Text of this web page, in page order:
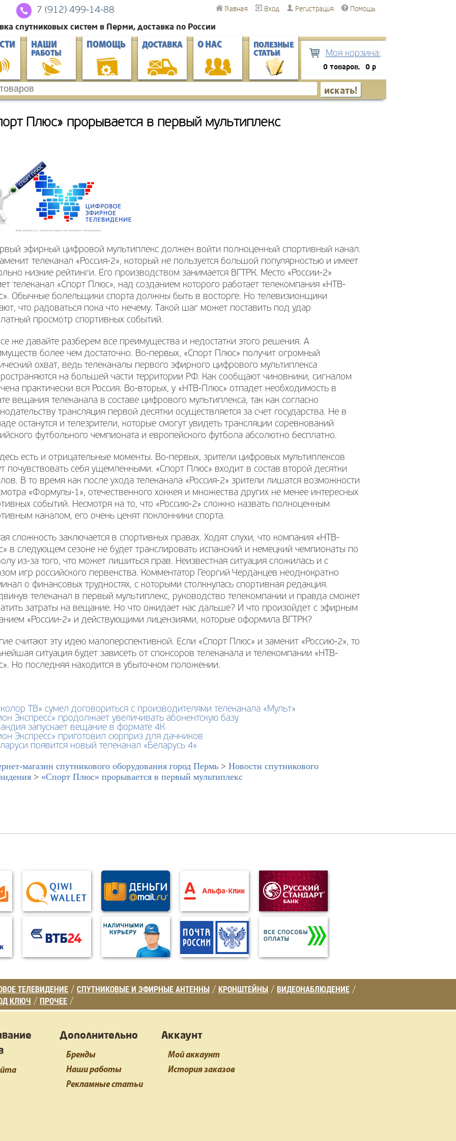
Главная Вход Регистрация Помощь
7 (912) 499-14-88
Моя корзина:
0 товаров, 0 р
спутниковых систем в Перми, доставка по России
НАШИ
РАБОТЫ
ПОМОЩЬ ДОСТАВКА О НАС
ПОЛЕЗНЫЕ
СТАТЬИ
Плюс» прорывается в первый мультиплекс
эфирный цифровой мультиплекс должен войти полноценный спортивный канал.
телеканал «Россия-2», который не пользуется большой популярностью и имеет
низкие рейтинги. Его производством занимается ВГТРК. Место «России-2»
телеканал «Спорт Плюс», над созданием которого работает телекомпания «НТВ-
Обычные болельщики спорта должны быть в восторге. Но телевизионщики
что радоваться пока что нечему. Такой шаг может поставить под удар
просмотр спортивных событий.
же давайте разберем все преимущества и недостатки этого решения. А
более чем достаточно. Во-первых, «Спорт Плюс» получит огромный
охват, ведь телеканалы первого эфирного цифрового мультиплекса
на большей части территории РФ. Как сообщают чиновники, сигналом
практически вся Россия. Во-вторых, у «НТВ-Плюс» отпадет необходимость в
вещания телеканала в составе цифрового мультиплекса, так как согласно
трансляция первой десятки осуществляется за счет государства. Не в
останутся и телезрители, которые смогут увидеть трансляции соревнований
футбольного чемпионата и европейского футбола абсолютно бесплатно.
есть и отрицательные моменты. Во-первых, зрители цифровых мультиплексов
почувствовать себя ущемленными. «Спорт Плюс» входит в состав второй десятки
В то время как после ухода телеканала «Россия-2» зрители лишатся возможности
«Формулы-1», отечественного хоккея и множества других не менее интересных
событий. Несмотря на то, что «Россию-2» сложно назвать полноценным
каналом, его очень ценят поклонники спорта.
сложность заключается в спортивных правах. Ходят слухи, что компания «НТВ-
в следующем сезоне не будет транслировать испанский и немецкий чемпионаты по
из-за того, что может лишиться прав. Неизвестная ситуация сложилась и с
игр российского первенства. Комментатор Георгий Черданцев неоднократно
о финансовых трудностях, с которыми столкнулась спортивная редакция.
телеканал в первый мультиплекс, руководство телекомпании и правда сможет
затраты на вещание. Но что ожидает нас дальше? И что произойдет с эфирным
«России-2» и действующими лицензиями, которые оформила ВГТРК?
считают эту идею малоперспективной. Если «Спорт Плюс» и заменит «Россию-2», то
ситуация будет зависеть от спонсоров телеканала и телекомпании «НТВ-
Но последняя находится в убыточном положении.
ТВ» сумел договориться с производителями телеканала «Мульт»
Экспресс» продолжает увеличивать абонентскую базу
запускает вещание в формате 4К
Экспресс» приготовил сюрприз для дачников
появится новый телеканал «Беларусь 4»
магазин спутникового оборудования город Пермь > Новости спутникового
> «Спорт Плюс» прорывается в первый мультиплекс
ТЕЛЕВИДЕНИЕ / СПУТНИКОВЫЕ И ЭФИРНЫЕ АНТЕННЫ / КРОНШТЕЙНЫ / ВИДЕОНАБЛЮДЕНИЕ /
КЛЮЧ / ПРОЧЕЕ /
Дополнительно
Бренды
Наши работы
Рекламные статьи
Аккаунт
Мой аккаунт
История заказов